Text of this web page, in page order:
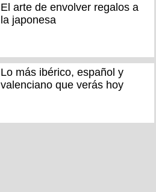
El arte de envolver regalos a
la japonesa
Lo más ibérico, español y
valenciano que verás hoy